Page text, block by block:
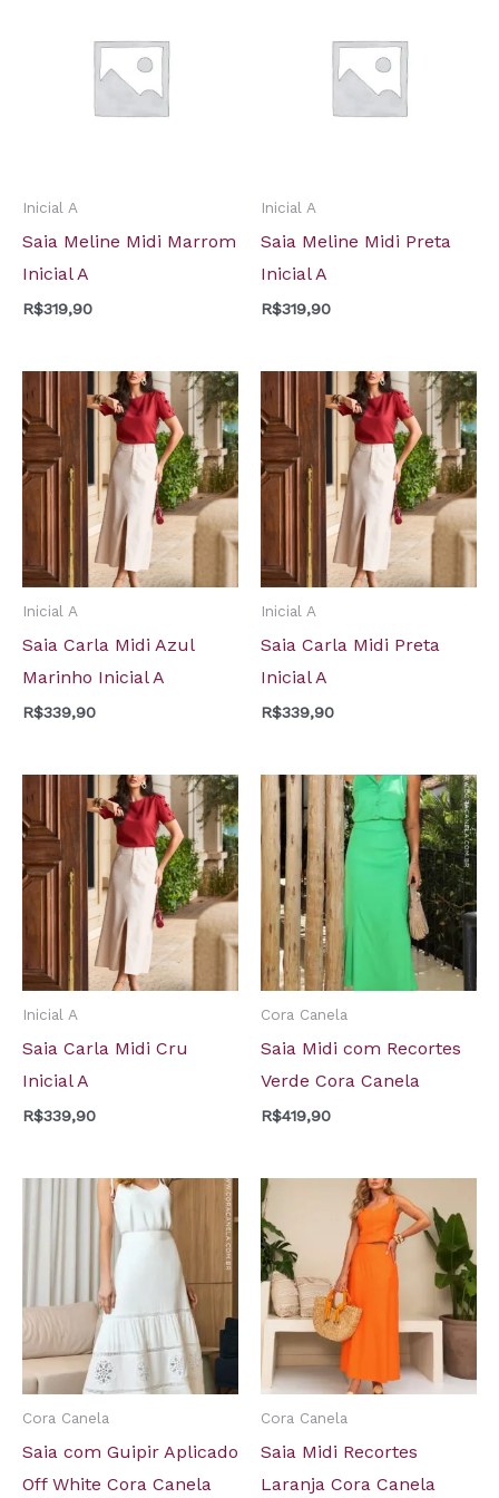
Inicial A
Saia Meline Midi Marrom
Inicial A
R$319,90
Inicial A
Saia Meline Midi Preta
Inicial A
R$319,90
Inicial A
Saia Carla Midi Azul
Marinho Inicial A
R$339,90
Inicial A
Saia Carla Midi Preta
Inicial A
R$339,90
Inicial A
Saia Carla Midi Cru
Inicial A
R$339,90
Cora Canela
Saia Midi com Recortes
Verde Cora Canela
R$419,90
Cora Canela
Saia com Guipir Aplicado
Off White Cora Canela
Cora Canela
Saia Midi Recortes
Laranja Cora Canela